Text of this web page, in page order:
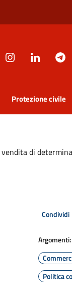
Protezione civile
di
Condividi
Argomenti:
Politica